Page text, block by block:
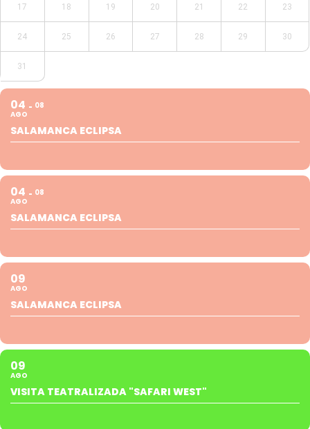
17 18 19 20 21 22 23
24 25 26 27 28 29 30
31
04
AGO
08
SALAMANCA ECLIPSA
04
AGO
08
SALAMANCA ECLIPSA
09
AGO
SALAMANCA ECLIPSA
09
AGO
VISITA TEATRALIZADA "SAFARI WEST"